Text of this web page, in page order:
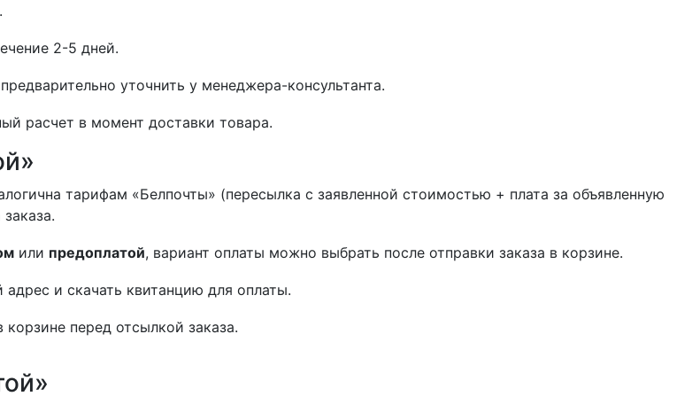
2-5 дней.
уточнить у менеджера-консультанта.
расчет в момент доставки товара.
тарифам «Белпочты» (пересылка с заявленной стоимостью + плата за объявленную
или предоплатой, вариант оплаты можно выбрать после отправки заказа в корзине.
и скачать квитанцию для оплаты.
перед отсылкой заказа.